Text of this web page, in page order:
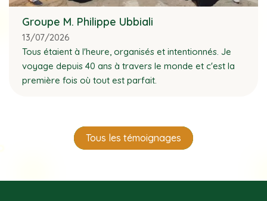
Groupe M. Philippe Ubbiali
13/07/2026
Tous étaient à l'heure, organisés et intentionnés. Je
voyage depuis 40 ans à travers le monde et c'est la
première fois où tout est parfait.
Tous les témoignages